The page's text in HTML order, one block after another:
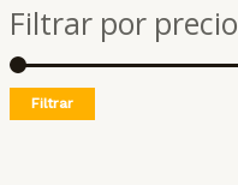
Filtrar por precio
Filtrar